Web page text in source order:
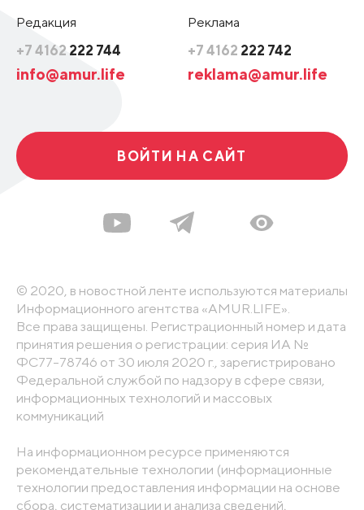
Редакция
+7 4162 222 744
info@amur.life
Реклама
+7 4162 222 742
reklama@amur.life
ВОЙТИ НА САЙТ
© 2020, в новостной ленте используются материалы
Информационного агентства «AMUR.LIFE».
Все права защищены. Регистрационный номер и дата
принятия решения о регистрации: серия ИА №
ФС77-78746 от 30 июля 2020 г., зарегистрировано
Федеральной службой по надзору в сфере связи,
информационных технологий и массовых
коммуникаций
На информационном ресурсе применяются
рекомендательные технологии (информационные
технологии предоставления информации на основе
сбора, систематизации и анализа сведений,